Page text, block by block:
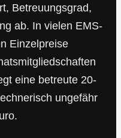
Betreuungsgrad,
ab. In vielen EMS-
Einzelpreise
eine betreute 20-
ungefähr